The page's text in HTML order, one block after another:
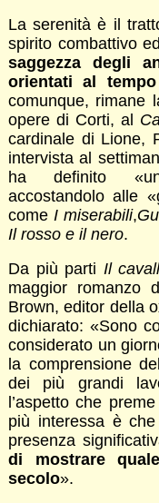
La serenità è il
spirito combattivo
saggezza degli
orientati al
comunque, rimane
opere di Corti, al
cardinale di Lione,
intervista al
ha definito «un
accostandolo alle
come I miserabili,
Il rosso e il nero.
Da più parti Il
maggior romanzo
Brown, editor della
dichiarato: «Sono
considerato un
la comprensione
dei più grandi
l’aspetto che
più interessa è
presenza
di mostrare
secolo».